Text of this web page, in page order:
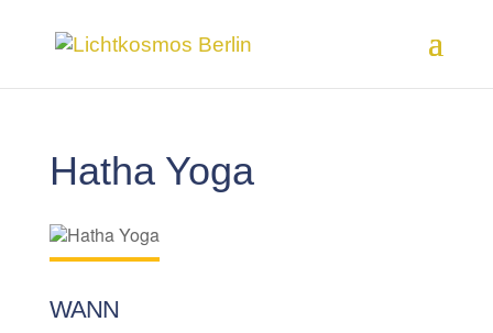
Hatha Yoga
WANN